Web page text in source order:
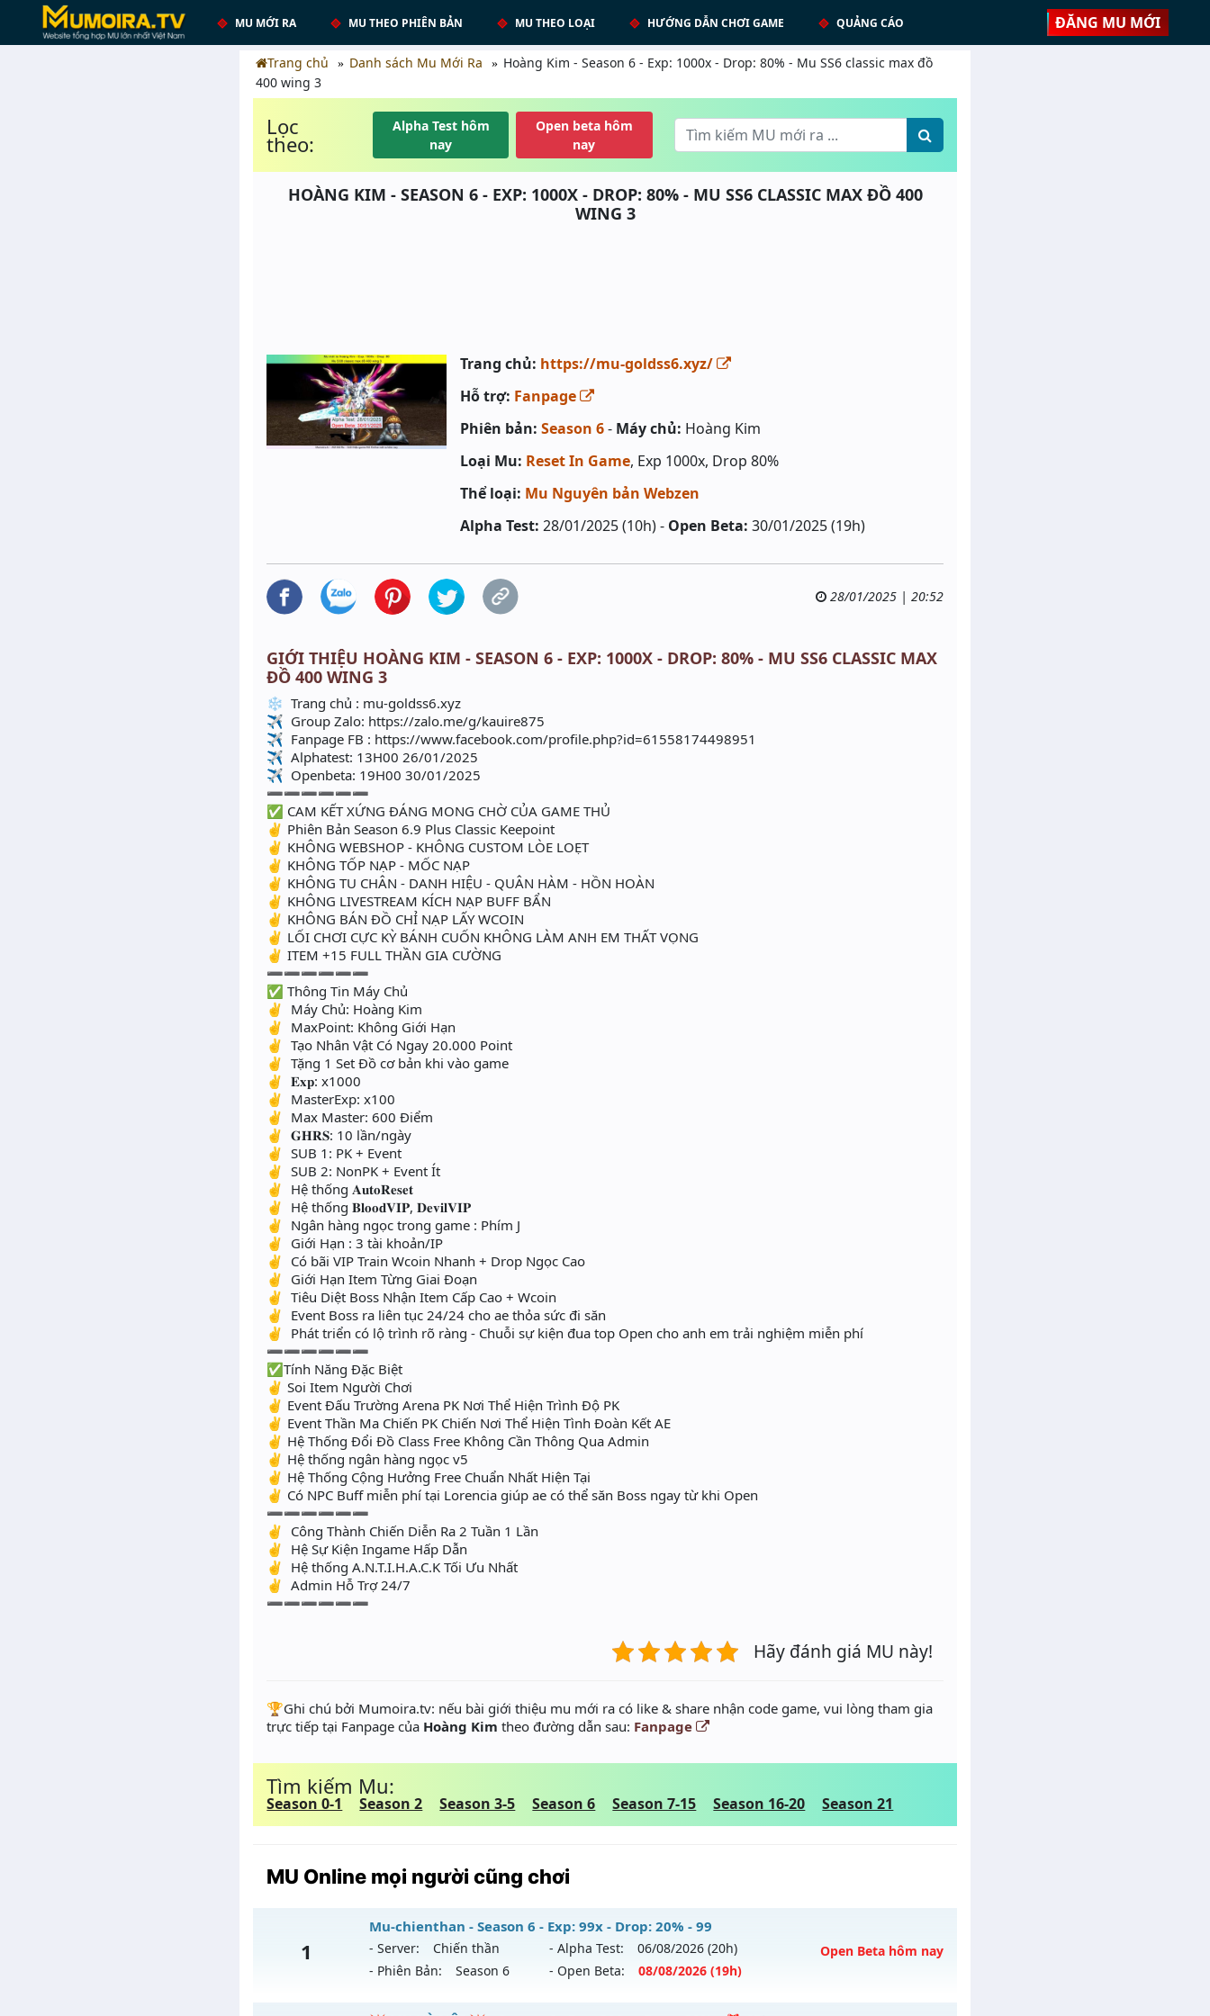
MU MỚI RA MU THEO PHIÊN BẢN MU THEO LOẠI HƯỚNG DẪN CHƠI GAME QUẢNG CÁO ĐĂNG MU MỚI
Trang chủ Danh sách Mu Mới Ra
Hoàng Kim - Season 6 - Exp: 1000x - Drop: 80% - Mu SS6 classic max đồ
400 wing 3
Lọc
theo:
Alpha Test hôm
nay
Open beta hôm
nay
HOÀNG KIM - SEASON 6 - EXP: 1000X - DROP: 80% - MU SS6 CLASSIC MAX ĐỒ 400
WING 3
Trang chủ: https://mu-goldss6.xyz/
Hỗ trợ: Fanpage
Phiên bản: Season 6- Máy chủ: Hoàng Kim
Loại Mu: Reset In Game, Exp 1000x, Drop 80%
Thể loại: Mu Nguyên bản Webzen
Alpha Test: 28/01/2025 (10h) - Open Beta: 30/01/2025 (19h)
28/01/2025 | 20:52
GIỚI THIỆU HOÀNG KIM - SEASON 6 - EXP: 1000X - DROP: 80% - MU SS6 CLASSIC MAX
ĐỒ 400 WING 3
❄ Trang chủ : mu-goldss6.xyz
✈ Group Zalo: https://zalo.me/g/kauire875
✈ Fanpage FB : https://www.facebook.com/profile.php?id=61558174498951
✈ Alphatest: 13H00 26/01/2025
✈ Openbeta: 19H00 30/01/2025
➖➖➖➖➖➖
✅ CAM KẾT XỨNG ĐÁNG MONG CHỜ CỦA GAME THỦ
✌ Phiên Bản Season 6.9 Plus Classic Keepoint
✌ KHÔNG WEBSHOP - KHÔNG CUSTOM LÒE LOẸT
✌ KHÔNG TỐP NẠP - MỐC NẠP
✌ KHÔNG TU CHÂN - DANH HIỆU - QUÂN HÀM - HỒN HOÀN
✌ KHÔNG LIVESTREAM KÍCH NẠP BUFF BẨN
✌ KHÔNG BÁN ĐỒ CHỈ NẠP LẤY WCOIN
✌ LỐI CHƠI CỰC KỲ BÁNH CUỐN KHÔNG LÀM ANH EM THẤT VỌNG
✌ ITEM +15 FULL THẦN GIA CƯỜNG
➖➖➖➖➖➖
✅ Thông Tin Máy Chủ
✌ Máy Chủ: Hoàng Kim
✌ MaxPoint: Không Giới Hạn
✌ Tạo Nhân Vật Có Ngay 20.000 Point
✌ Tặng 1 Set Đồ cơ bản khi vào game
✌ 𝐄𝐱𝐩: x1000
✌ MasterExp: x100
✌ Max Master: 600 Điểm
✌ 𝐆𝐇𝐑𝐒: 10 lần/ngày
✌ SUB 1: PK + Event
✌ SUB 2: NonPK + Event Ít
✌ Hệ thống 𝐀𝐮𝐭𝐨𝐑𝐞𝐬𝐞𝐭
✌ Hệ thống 𝐁𝐥𝐨𝐨𝐝𝐕𝐈𝐏, 𝐃𝐞𝐯𝐢𝐥𝐕𝐈𝐏
✌ Ngân hàng ngọc trong game : Phím J
✌ Giới Hạn : 3 tài khoản/IP
✌ Có bãi VIP Train Wcoin Nhanh + Drop Ngọc Cao
✌ Giới Hạn Item Từng Giai Đoạn
✌ Tiêu Diệt Boss Nhận Item Cấp Cao + Wcoin
✌ Event Boss ra liên tục 24/24 cho ae thỏa sức đi săn
✌ Phát triển có lộ trình rõ ràng - Chuỗi sự kiện đua top Open cho anh em trải nghiệm miễn phí
➖➖➖➖➖➖
✅Tính Năng Đặc Biệt
✌ Soi Item Người Chơi
✌ Event Đấu Trường Arena PK Nơi Thể Hiện Trình Độ PK
✌ Event Thần Ma Chiến PK Chiến Nơi Thể Hiện Tình Đoàn Kết AE
✌ Hệ Thống Đổi Đồ Class Free Không Cần Thông Qua Admin
✌ Hệ thống ngân hàng ngọc v5
✌ Hệ Thống Cộng Hưởng Free Chuẩn Nhất Hiện Tại
✌ Có NPC Buff miễn phí tại Lorencia giúp ae có thể săn Boss ngay từ khi Open
➖➖➖➖➖➖
✌ Công Thành Chiến Diễn Ra 2 Tuần 1 Lần
✌ Hệ Sự Kiện Ingame Hấp Dẫn
✌ Hệ thống A.N.T.I.H.A.C.K Tối Ưu Nhất
✌ Admin Hỗ Trợ 24/7
➖➖➖➖➖➖
Hãy đánh giá MU này!
️🏆Ghi chú bởi Mumoira.tv: nếu bài giới thiệu mu mới ra có like & share nhận code game, vui lòng tham gia
trực tiếp tại Fanpage của Hoàng Kim theo đường dẫn sau: Fanpage
Tìm kiếm Mu:
Season 0-1 Season 2 Season 3-5 Season 6 Season 7-15 Season 16-20 Season 21
MU Online mọi người cũng chơi
1
Mu-chienthan - Season 6 - Exp: 99x - Drop: 20% - 99
- Server: Chiến thần - Alpha Test: 06/08/2026 (20h)
- Phiên Bản:
Season 6 - Open Beta: 08/08/2026 (19h)
Open Beta hôm nay